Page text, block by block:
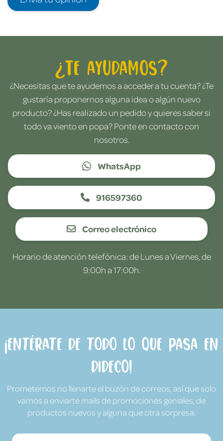
¿Te ayudamos?
¿Necesitas que te ayudemos a acceder a tu cuenta? ¿Te
gustaría proponernos alguna idea o algún nuevo
producto? ¿Has realizado un pedido y quieres saber si
todo va viento en popa? Ponte en contacto con
nosotros.
WhatsApp
916597360
Correo electrónico
Horario de atención telefónica: de Lunes a Viernes, de
9:00h a 17:00h.
¡Entérate de todo lo que pasa en
Dideco!
Prometemos no llenarte el buzón de correos, así que solo
vamos a enviarte mails de promociones geniales, de
productos nuevos y alguna que otra sorpresa.